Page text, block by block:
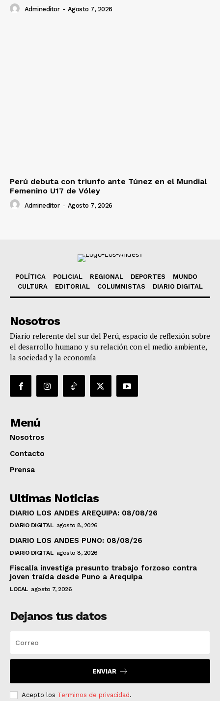
Admineditor - Agosto 7, 2026
Perú debuta con triunfo ante Túnez en el Mundial
Femenino U17 de Vóley
Admineditor - Agosto 7, 2026
POLÍTICA POLICIAL REGIONAL DEPORTES
MUNDO
CULTURA
EDITORIAL COLUMNISTAS DIARIO DIGITAL
Nosotros
Diario referente del sur del Perú, espacio de reflexión sobre
el desarrollo humano y su relación con el medio ambiente,
la sociedad y la economía
Menú
Nosotros
Contacto
Prensa
Ultimas Noticias
DIARIO LOS ANDES AREQUIPA: 08/08/26
DIARIO DIGITAL agosto 8, 2026
DIARIO LOS ANDES PUNO: 08/08/26
DIARIO DIGITAL agosto 8, 2026
Fiscalía investiga presunto trabajo forzoso contra
joven traída desde Puno a Arequipa
LOCAL agosto 7, 2026
Dejanos tus datos
ENVIAR
Acepto los Terminos de privacidad.